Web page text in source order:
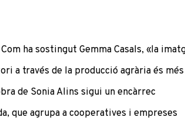
ha sostingut Gemma Casals, «la
a través de la producció agrària és més
de Sonia Alins sigui un encàrrec
que agrupa a cooperatives i empreses